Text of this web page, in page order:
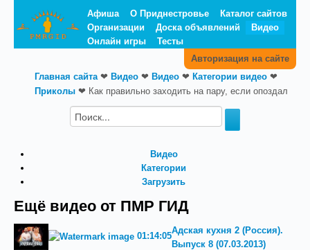
Афиша О Приднестровье
Каталог сайтов
Организации
Доска объявлений
Видео
Онлайн игры
Тесты
Авторизация на сайте
Главная сайта❤ Видео ❤ Видео ❤ Категории видео ❤
Приколы ❤ Как правильно заходить на пару, если опоздал
Видео
Категории
Загрузить
Ещё видео от ПМР ГИД
01:14:05
Адская кухня 2 (Россия).
Выпуск 8 (07.03.2013)